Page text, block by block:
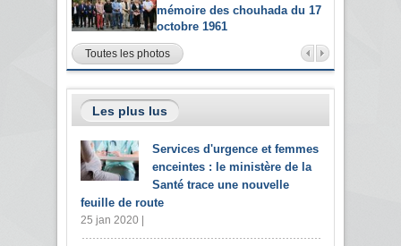
mémoire des chouhada du 17
octobre 1961
Toutes les photos
Les plus lus
Services d'urgence et femmes
enceintes : le ministère de la
Santé trace une nouvelle
feuille de route
25 jan 2020 |